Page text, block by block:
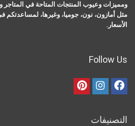
ومميزات وعيوب المنتجات المتاحة في المتاجر
مثل أمازون، نون، جوميا، وغيرها، لمساعدتكم
الأسعار.
Follow Us
التصنيفات